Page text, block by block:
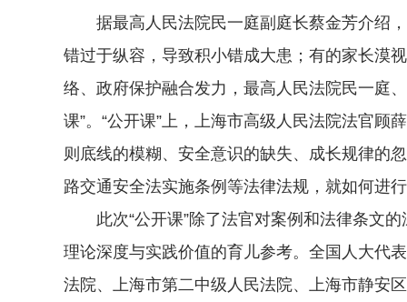
据最高人民法院民一庭副庭长蔡金芳介绍，
错过于纵容，导致积小错成大患；有的家长漠
络、政府保护融合发力，最高人民法院民一庭
课”。“公开课”上，上海市高级人民法院法官
则底线的模糊、安全意识的缺失、成长规律的
路交通安全法实施条例等法律法规，就如何进
此次“公开课”除了法官对案例和法律条文的
理论深度与实践价值的育儿参考。全国人大代
法院、上海市第二中级人民法院、上海市静安